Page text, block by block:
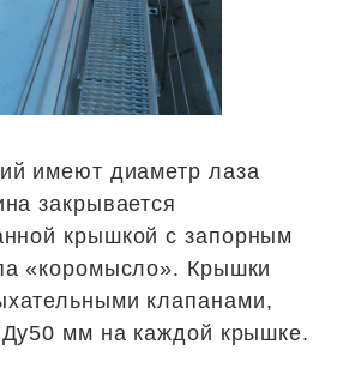
имеют диаметр лаза
закрывается
крышкой с запорным
«коромысло». Крышки
клапанами,
мм на каждой крышке.